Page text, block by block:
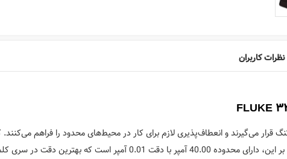
نظرات کاربران
می‌گیرند و انعطاف‌پذیری لازم برای کار در محیط‌های محدود را فراهم